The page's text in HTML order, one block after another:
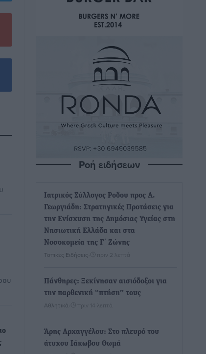
Ροή ειδήσεων
Iατρικός Σύλλογος Ροδου προς Α.
Γεωργιάδη: Στρατηγικές Προτάσεις για
την Ενίσχυση της Δημόσιας Υγείας στη
Νησιωτική Ελλάδα και στα
Νοσοκομεία της Γ΄ Ζώνης
Τοπικές Ειδήσεις πριν 2 λεπτά
Πάνθηρες: Ξεκίνησαν αισιόδοξοι για
την παρθενική “πτήση” τους
Αθλητικά πριν 14 λεπτά
Άρης Αρχαγγέλου: Στο πλευρό του
άτυχου Ιάκωβου Θωμά